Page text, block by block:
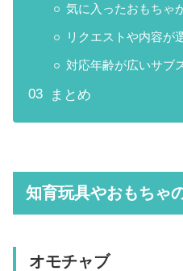
気に入ったおもちゃ
リクエストや内容が
対応年齢が広いサブ
まとめ
知育玩具やおもちゃ
オモチャブ